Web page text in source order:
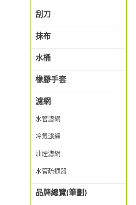
刮刀
抹布
水桶
橡膠手套
濾網
水管濾網
冷氣濾網
油煙濾網
水管疏通器
品牌總覽(筆劃)